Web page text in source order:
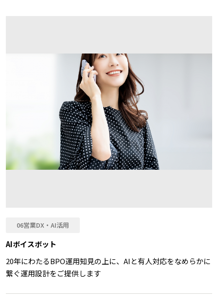
06営業DX・AI活用
AIボイスボット
20年にわたるBPO運用知見の上に、AIと有人対応をなめらかに
繋ぐ運用設計をご提供します